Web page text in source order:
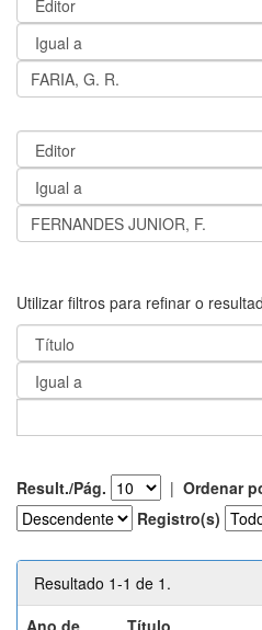
Utilizar filtros para refinar o
Result./Pág. | Ordenar
Registro(s)
Resultado 1-1 de 1.
Ano de
Título